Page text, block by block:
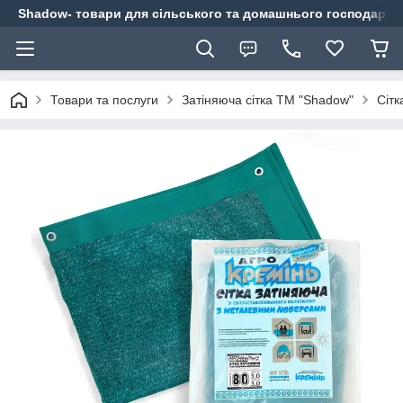
Shadow- товари для сільського та домашнього
Товари та послуги Затіняюча сітка ТМ "Shadow"